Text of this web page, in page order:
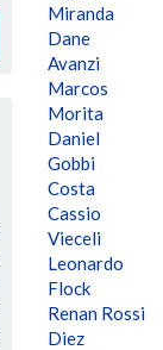
Miranda
Dane
Avanzi
Marcos
Morita
Daniel
Gobbi
Costa
Cassio
Vieceli
Leonardo
Flock
Renan Rossi
Diez